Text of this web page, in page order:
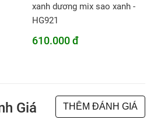
xanh dương mix sao xanh -
HG921
610.000 đ
Giá THÊM ĐÁNH GIÁ